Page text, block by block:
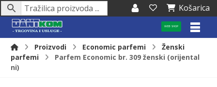
Košarica
WEB SHOP
Proizvodi Economic parfemi
Ženski
parfemi
Parfem Economic br. 309 ženski (orijental
ni)